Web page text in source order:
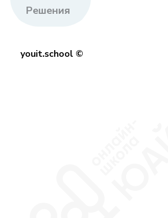
Решения
youit.school ©